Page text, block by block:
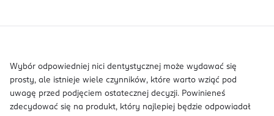
Wybór odpowiedniej nici dentystycznej może wydawać się
prosty, ale istnieje wiele czynników, które warto wziąć pod
uwagę przed podjęciem ostatecznej decyzji. Powinieneś
zdecydować się na produkt, który najlepiej będzie odpowiadał